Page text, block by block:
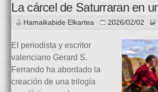
La cárcel de Saturraran en
Hamaikabide Elkartea 2026/02/02
El periodista y escritor
valenciano Gerard S.
Ferrando ha abordado la
creación de una trilogía